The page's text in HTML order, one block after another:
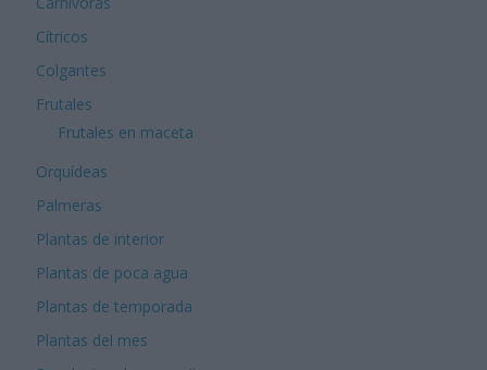
Cítricos
Colgantes
Frutales
Frutales en maceta
Orquídeas
Palmeras
Plantas de interior
Plantas de poca agua
Plantas de temporada
Plantas del mes